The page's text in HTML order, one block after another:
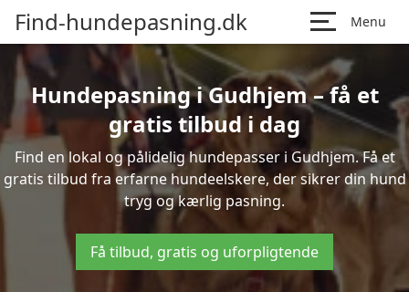
Find-hundepasning.dk Menu
Hundepasning i Gudhjem – få et
gratis tilbud i dag
Find en lokal og pålidelig hundepasser i Gudhjem. Få et
gratis tilbud fra erfarne hundeelskere, der sikrer din hund
tryg og kærlig pasning.
Få tilbud, gratis og uforpligtende